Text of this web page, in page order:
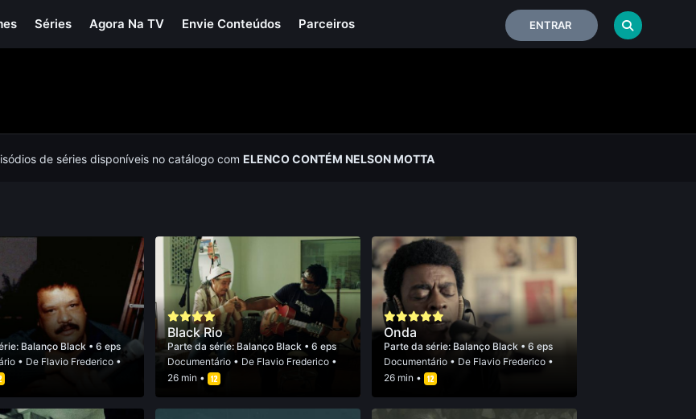
Séries Agora Na TV Envie Conteúdos Parceiros ENTRAR
de séries disponíveis no catálogo comELENCO CONTÉM NELSON MOTTA
Balanço Black • 6 eps
• De Flavio Frederico•
Black Rio
Parte da série: Balanço Black • 6 eps
Documentário • De Flavio Frederico •
26 min •
Onda
Parte da série: Balanço Black • 6 eps
Documentário • De Flavio Frederico •
26 min •